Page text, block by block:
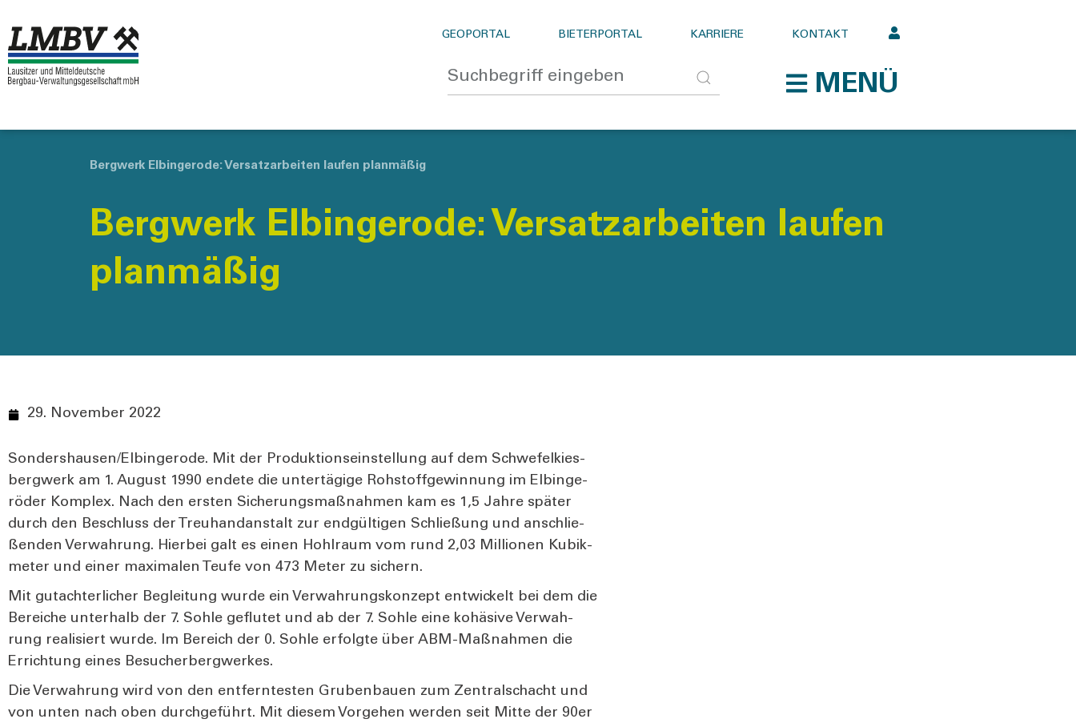
GEOPORTAL BIETERPORTAL KARRIERE KONTAKT
MENÜ
Bergwerk Elbingerode: Versatzarbeiten laufen planmäßig
Bergwerk Elbingerode: Versatzarbeiten laufen
planmäßig
29. November 2022
Sondershausen/Elbingerode. Mit der Pro­duk­ti­ons­ein­stel­lung auf dem Schwe­fel­kies­
berg­werk am 1. August 1990 ende­te die unter­tä­gi­ge Roh­stoff­ge­win­nung im Elb­in­ge­
röder Kom­plex. Nach den ers­ten Siche­rungs­maß­nah­men kam es 1,5 Jah­re spä­ter
durch den Beschluss der Treu­hand­an­stalt zur end­gül­ti­gen Schlie­ßung und anschlie­
ßen­den Ver­wah­rung. Hier­bei galt es einen Hohl­raum vom rund 2,03 Mil­lio­nen Kubik­
me­ter und einer maxi­ma­len Teu­fe von 473 Meter zu sichern.
Mit gut­ach­ter­li­cher Beglei­tung wur­de ein Ver­wah­rungs­kon­zept ent­wi­ckelt bei dem die
Berei­che unter­halb der 7. Soh­le geflu­tet und ab der 7. Soh­le eine kohä­si­ve Ver­wah­
rung rea­li­siert wur­de. Im Bereich der 0. Soh­le erfolg­te über ABM-Maß­nah­men die
Errich­tung eines Besu­cher­berg­wer­kes.
Die Ver­wah­rung wird von den ent­fern­tes­ten Gru­ben­bau­en zum Zen­tral­schacht und
von unten nach oben durch­ge­führt. Mit die­sem Vor­ge­hen wer­den seit Mit­te der 90er